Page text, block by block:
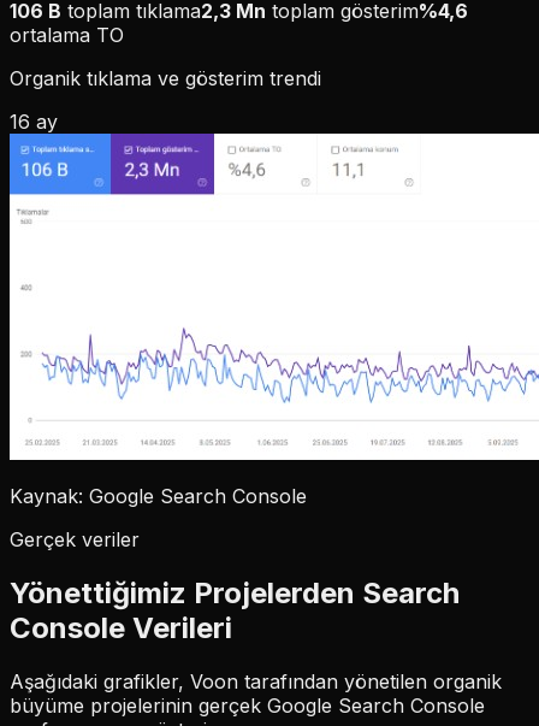
106 B toplam tıklama2,3 Mn toplam gösterim%4,6
ortalama TO
Organik tıklama ve gösterim trendi
16 ay
Kaynak: Google Search Console
Gerçek veriler
Yönettiğimiz Projelerden Search
Console Verileri
Aşağıdaki grafikler, Voon tarafından yönetilen organik
büyüme projelerinin gerçek Google Search Console